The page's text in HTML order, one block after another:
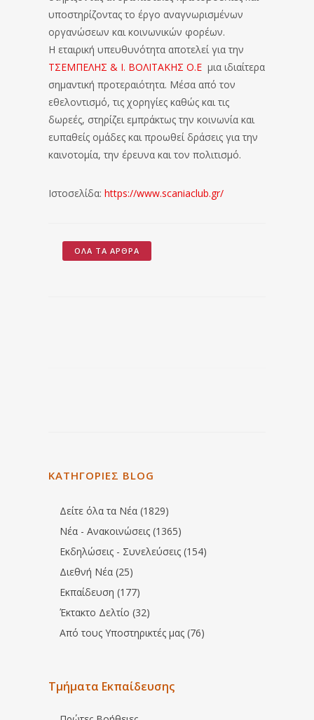
υποστηρίζοντας το έργο αναγνωρισμένων
οργανώσεων και κοινωνικών φορέων.
Η εταιρική υπευθυνότητα αποτελεί για την
ΤΣΕΜΠΕΛΗΣ & Ι. ΒΟΛΙΤΑΚΗΣ Ο.Ε μια ιδιαίτερα
σημαντική προτεραιότητα. Μέσα από τον
εθελοντισμό, τις χορηγίες καθώς και τις
δωρεές, στηρίζει εμπράκτως την κοινωνία και
ευπαθείς ομάδες και προωθεί δράσεις για την
καινοτομία, την έρευνα και τον πολιτισμό.
Ιστοσελίδα: https://www.scaniaclub.gr/
ΌΛΑ ΤΑ ΆΡΘΡΑ
ΚΑΤΗΓΟΡΙΕΣ BLOG
Δείτε όλα τα Νέα (1829)
Νέα - Ανακοινώσεις (1365)
Εκδηλώσεις - Συνελεύσεις (154)
Διεθνή Νέα (25)
Εκπαίδευση (177)
Έκτακτο Δελτίο (32)
Από τους Υποστηρικτές μας (76)
Τμήματα Εκπαίδευσης